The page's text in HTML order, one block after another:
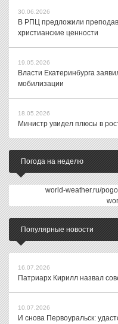
30.06.2026
В РПЦ предложили
христианские ценности
19.05.2026
Власти Екатеринбурга
мобилизации
18.05.2026
Министр увидел плюсы в
Погода на неделю
world-weather.ru/
Популярные новости
16.07.2026
Патриарх Кирилл назвал
10.07.2026
И снова Первоуральск: